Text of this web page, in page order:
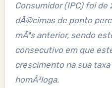
Consumidor (IPC) foi
dÃ©cimas de ponto
mÃªs anterior, sendo
consecutivo em que
crescimento na sua
homÃ³loga.